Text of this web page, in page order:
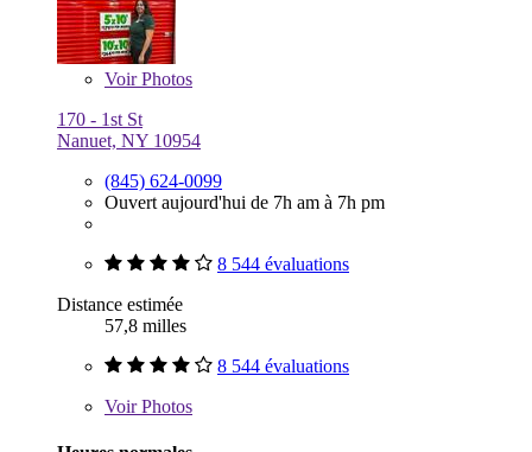
VoirPhotos
170 - 1st St
Nanuet, NY 10954
(845) 624-0099
Ouvert aujourd'hui de 7h am à 7h pm
8 544 évaluations
Distance estimée
57,8 milles
8 544 évaluations
VoirPhotos